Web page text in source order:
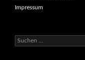
Impressum
Suchen
nach: